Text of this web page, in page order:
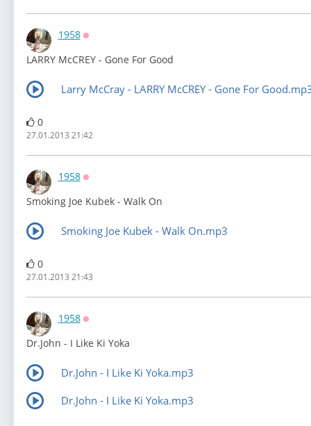
1958
LARRY McCREY - Gone For Good
Larry McCray - LARRY McCREY - Gone For
0
27.01.2013 21:42
1958
Smoking Joe Kubek - Walk On
Smoking Joe Kubek - Walk On.mp3
0
27.01.2013 21:43
1958
Dr.John - I Like Ki Yoka
Dr.John - I Like Ki Yoka.mp3
Dr.John - I Like Ki Yoka.mp3